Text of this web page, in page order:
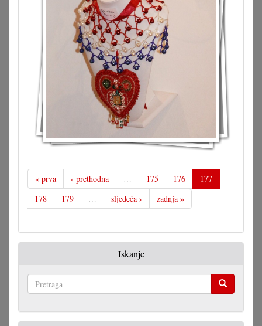
« prva ‹ prethodna … 175 176
177
178
179 … sljedeća › zadnja »
Iskanje